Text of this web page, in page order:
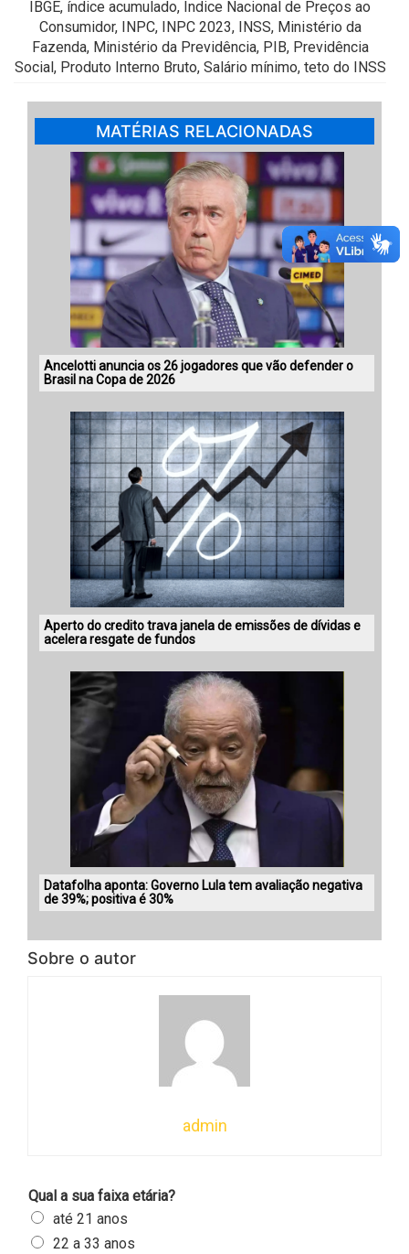
IBGE, índice acumulado, Índice Nacional de Preços ao
Consumidor, INPC, INPC 2023, INSS, Ministério da
Fazenda, Ministério da Previdência, PIB, Previdência
Social, Produto Interno Bruto, Salário mínimo, teto do INSS
MATÉRIAS RELACIONADAS
Ancelotti anuncia os 26 jogadores que vão defender o
Brasil na Copa de 2026
Aperto do credito trava janela de emissões de dívidas e
acelera resgate de fundos
Datafolha aponta: Governo Lula tem avaliação negativa
de 39%; positiva é 30%
Sobre o autor
admin
Qual a sua faixa etária?
até 21 anos
22 a 33 anos